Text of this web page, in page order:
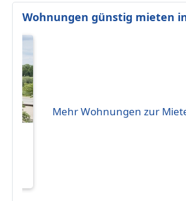
Wohnungen günstig mieten
Mehr Wohnungen zur